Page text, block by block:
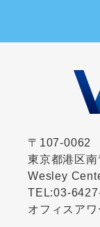
〒107-0062
東京都港区
Wesley
TEL:03-
オフィスア